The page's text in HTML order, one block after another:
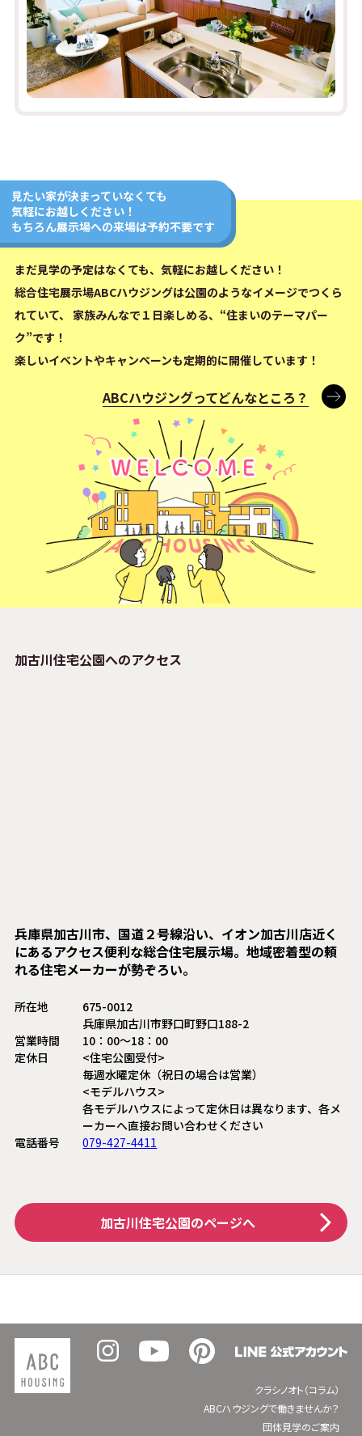
見たい家が決まっていなくても
気軽にお越しください！
もちろん展示場への来場は予約不要です
まだ見学の予定はなくても、気軽にお越しください！
総合住宅展示場ABCハウジングは公園のようなイメージでつくら
れていて、 家族みんなで１日楽しめる、“住まいのテーマパー
ク”です！
楽しいイベントやキャンペーンも定期的に開催しています！
ABCハウジングってどんなところ？
加古川住宅公園へのアクセス
兵庫県加古川市、国道２号線沿い、イオン加古川店近く
にあるアクセス便利な総合住宅展示場。地域密着型の頼
れる住宅メーカーが勢ぞろい。
所在地
675-0012
兵庫県加古川市野口町野口188-2
営業時間
10：00〜18：00
定休日
<住宅公園受付>
毎週水曜定休（祝日の場合は営業）
<モデルハウス>
各モデルハウスによって定休日は異なります、各メ
ーカーへ直接お問い合わせください
電話番号
079-427-4411
加古川住宅公園のページへ
クラシノオト（コラム）
ABCハウジングで働きませんか？
団体見学のご案内